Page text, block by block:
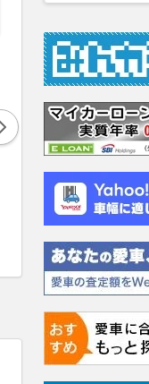
ロータス エヴォーラ
エヴォーラ
支払総額
0万円